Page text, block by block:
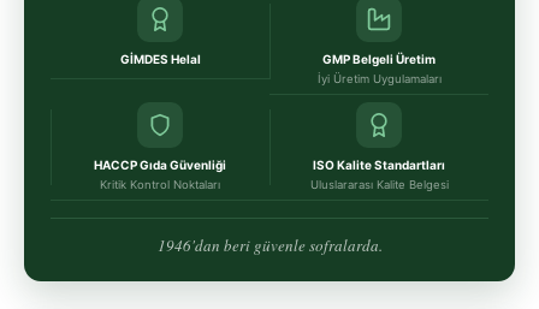
GİMDES Helal GMP Belgeli Üretim
İyi Üretim Uygulamaları
HACCP Gıda Güvenliği
Kritik Kontrol Noktaları
ISO Kalite Standartları
Uluslararası Kalite Belgesi
1946'dan beri güvenle sofralarda.